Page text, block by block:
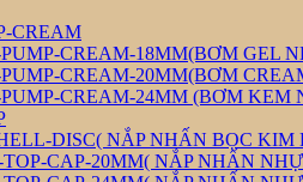
CREAM
CREAM-18MM(BƠM GEL
CREAM-20MM(BƠM
CREAM-24MM (BƠM KEM
DISC( NẮP NHẤN BỌC KIM
TOP-CAP-20MM( NẮP NHẤN